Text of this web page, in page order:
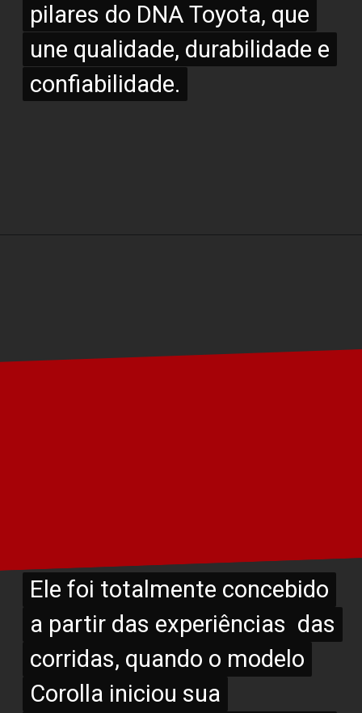
pilares do DNA Toyota, que
une qualidade, durabilidade e
confiabilidade.
pilares do DNA Toyota, que
une qualidade, durabilidade e
confiabilidade.
Ele foi totalmente concebido
a partir das experiências das
corridas, quando o modelo
Corolla iniciou sua
Ele foi totalmente concebido
a partir das experiências das
corridas, quando o modelo
Corolla iniciou sua